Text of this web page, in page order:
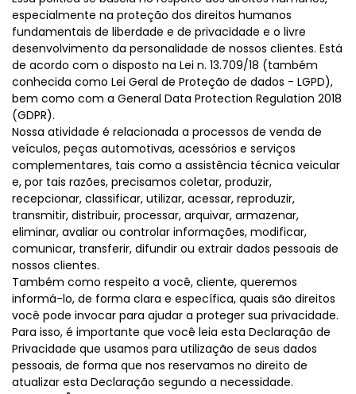
especialmente na proteção dos direitos humanos
fundamentais de liberdade e de privacidade e o livre
desenvolvimento da personalidade de nossos clientes. Está
de acordo com o disposto na Lei n. 13.709/18 (também
conhecida como Lei Geral de Proteção de dados - LGPD),
bem como com a General Data Protection Regulation 2018
(GDPR).
Nossa atividade é relacionada a processos de venda de
veículos, peças automotivas, acessórios e serviços
complementares, tais como a assistência técnica veicular
e, por tais razões, precisamos coletar, produzir,
recepcionar, classificar, utilizar, acessar, reproduzir,
transmitir, distribuir, processar, arquivar, armazenar,
eliminar, avaliar ou controlar informações, modificar,
comunicar, transferir, difundir ou extrair dados pessoais de
nossos clientes.
Também como respeito a você, cliente, queremos
informá-lo, de forma clara e específica, quais são direitos
você pode invocar para ajudar a proteger sua privacidade.
Para isso, é importante que você leia esta Declaração de
Privacidade que usamos para utilização de seus dados
pessoais, de forma que nos reservamos no direito de
atualizar esta Declaração segundo a necessidade.